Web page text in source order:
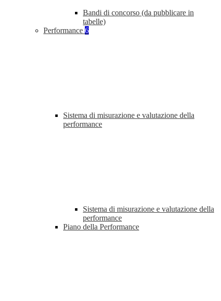
Bandi di concorso (da pubblicare in
tabelle)
Performance 6
Sistema di misurazione e valutazione della
performance
Sistema di misurazione e valutazione della
performance
Piano della Performance